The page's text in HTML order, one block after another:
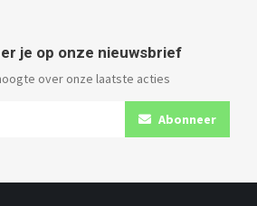
je op onze nieuwsbrief
over onze laatste acties
Abonneer